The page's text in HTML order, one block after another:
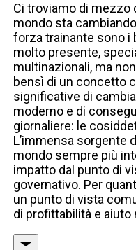
Ci troviamo di mezzo
mondo sta
forza trainante sono i
molto presente,
multinazionali, ma
bensì di un concetto
significative di
moderno e di
giornaliere: le
L’immensa sorgente
mondo sempre più
impatto dal punto di
governativo. Per
un punto di vista
di profittabilità e